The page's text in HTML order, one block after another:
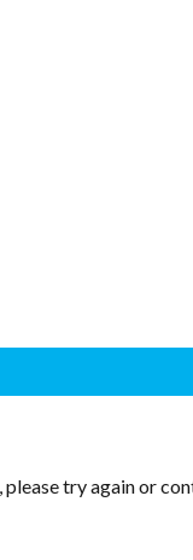
try again or